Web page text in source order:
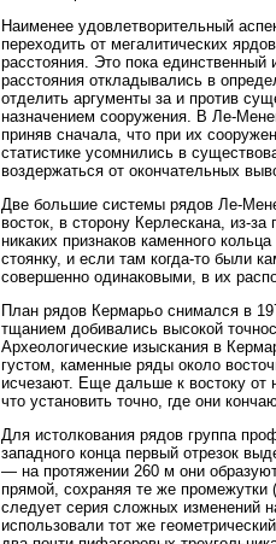
Наименее удовлетворительный
переходить от мегалитических
расстояния. Это пока
расстояния откладывались в
отделить аргументы за и против
назначением сооружения. В Ле-
приняв сначала, что при их
статистике усомнились в
воздержаться от окончательных
Две большие системы рядов Ле-
восток, в сторону Керлескана, из-
никаких признаков каменного
стоянку, и если там когда-то были
совершенно одинаковыми, в их
План рядов Кермарьо снимался в
тщанием добивались высокой
Археологические изыскания в
густом, каменные ряды около
исчезают. Еще дальше к востоку от
что установить точно, где они
Для истолкования рядов группа
западного конца первый отрезок
— на протяжении 260 м они
прямой, сохраняя те же промежутки
следует серия сложных изменений
использовали тот же